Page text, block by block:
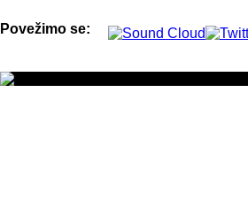
Povežimo se: